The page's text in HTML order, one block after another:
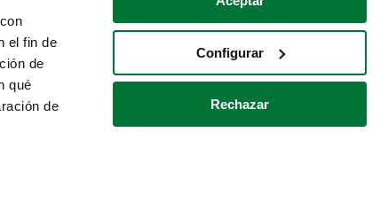
el fin de
de
qué
de
Configurar
Rechazar